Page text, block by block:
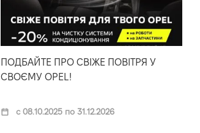
ПОДБАЙТЕ ПРО СВІЖЕ ПОВІТРЯ У
СВОЄМУ OPEL!
с 08.10.2025 по 31.12.2026